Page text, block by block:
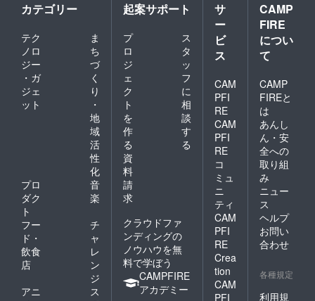
カテゴリー
テク
ノロ
ジー
・ガ
ジェ
ット
ま
ち
づ
く
り
・
地
域
活
性
化
プロ
ダク
ト
音
楽
フー
ド・
飲食
店
チ
ャ
レ
ン
ジ
アニ
ス
起案サポート
プ
ロ
ジ
ェ
ク
ト
を
作
る
ス
タ
ッ
フ
に
相
談
す
る
資
料
請
求
クラウドファ
ンディングの
ノウハウを無
料で学ぼう
CAMPFIRE
アカデミー
サ
ー
ビ
ス
CAM
PFI
RE
CAM
PFI
RE
コ
ミュ
ニ
ティ
CAM
PFI
RE
Crea
tion
CAM
PFI
CAMP
FIRE
につい
て
CAMP
FIREと
は
あんし
ん・安
全への
取り組
み
ニュー
ス
ヘルプ
お問い
合わせ
各種規定
利用規